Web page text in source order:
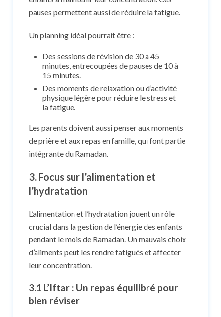
pauses permettent aussi de réduire la fatigue.
Un planning idéal pourrait être :
Des sessions de révision de 30 à 45
minutes, entrecoupées de pauses de 10 à
15 minutes.
Des moments de relaxation ou d’activité
physique légère pour réduire le stress et
la fatigue.
Les parents doivent aussi penser aux moments
de prière et aux repas en famille, qui font partie
intégrante du Ramadan.
3. Focus sur l’alimentation et
l’hydratation
L’alimentation et l’hydratation jouent un rôle
crucial dans la gestion de l’énergie des enfants
pendant le mois de Ramadan. Un mauvais choix
d’aliments peut les rendre fatigués et affecter
leur concentration.
3.1 L’Iftar : Un repas équilibré pour
bien réviser